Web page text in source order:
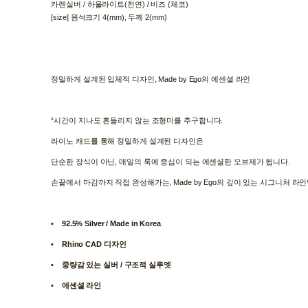
카렌실버 / 하울라이트(천연) / 비즈 (체코)
[size] 원석크기 4(mm), 두께 2(mm)
정밀하게 설계된 입체적 디자인, Made by Ego의 에센셜 라인
“시간이 지나도 흔들리지 않는 조형미를 추구합니다.
라이노 캐드를 통해 정밀하게 설계된 디자인은
단순한 장식이 아닌, 매일의 룩에 중심이 되는 에센셜한 오브제가 됩니다.
손끝에서 마감까지 직접 완성해가는, Made by Ego의 깊이 있는 시그니처 라인
• 92.5% Silver / Made in Korea
• Rhino CAD 디자인
• 중량감 있는 실버 / 구조적 실루엣
• 에센셜 라인